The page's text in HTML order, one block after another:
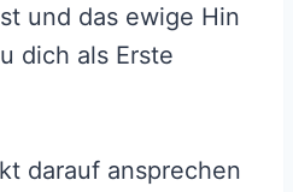
und das ewige Hin
dich als Erste
darauf ansprechen